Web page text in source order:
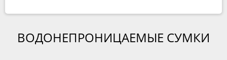
ВОДОНЕПРОНИЦАЕМЫЕ СУМКИ